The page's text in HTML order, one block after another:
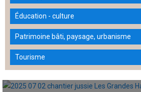
Éducation - culture
Patrimoine bâti, paysage, urbanisme
Tourisme